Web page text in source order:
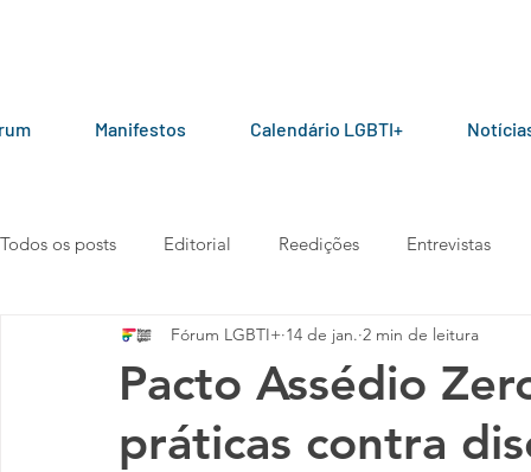
Manifestos Calendário LGBTI+
Todos os posts Editorial Reedições Entrevistas
LGBT+ pelo mundo Por parceiros do Fórum
101010 Carta aberta Manifesto
Pacto Assédio
práticas contra
Fórum LGBTI+ 14 de jan. 2 min de leitura